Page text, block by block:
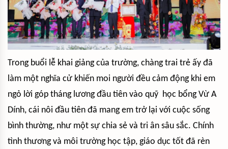
Trong buổi lễ khai giảng của trường, chàng trai trẻ ấy đã
làm một nghĩa cử khiến moi người đều cảm động khi em
ngỏ lời góp tháng lương đầu tiên vào quỹ học bổng Vừ A
Dính, cái nôi đầu tiên đã mang em trở lại với cuộc sống
bình thường, như một sự chia sẻ và tri ân sâu sắc. Chính
tình thương và môi trường học tập, giáo dục tốt đã rèn